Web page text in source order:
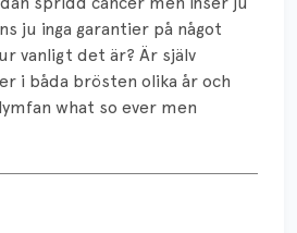
ju inga garantier på något
vanligt det är? Är själv
i båda brösten olika år och
what so ever men